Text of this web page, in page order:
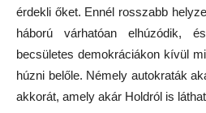
érdekli őket. Ennél rosszabb
háború várhatóan elhúzódik,
becsületes demokráciákon kívül
húzni belőle. Némely autokraták
akkorát, amely akár Holdról is